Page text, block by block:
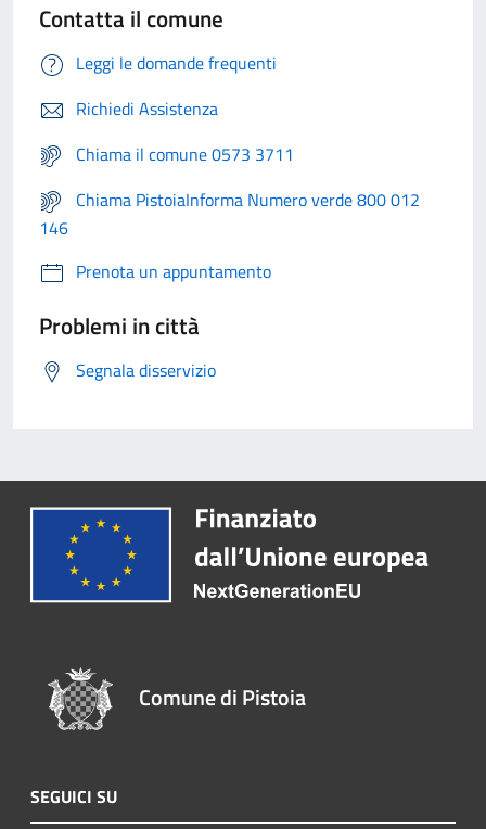
Contatta il comune
Leggi le domande frequenti
Richiedi Assistenza
Chiama il comune 0573 3711
Chiama PistoiaInforma Numero verde 800 012
146
Prenota un appuntamento
Problemi in città
Segnala disservizio
Comune di Pistoia
SEGUICI SU